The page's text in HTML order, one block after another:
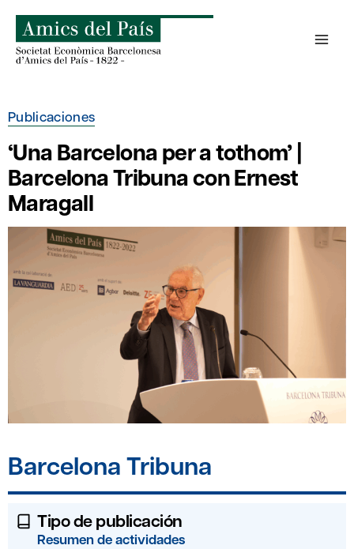
contenido
Publicaciones
‘Una Barcelona per a tothom’ |
Barcelona Tribuna con Ernest
Maragall
Barcelona Tribuna
Tipo de publicación
Resumen de actividades